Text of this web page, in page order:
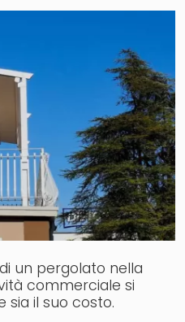
un pergolato nella
commerciale si
sia il suo costo.